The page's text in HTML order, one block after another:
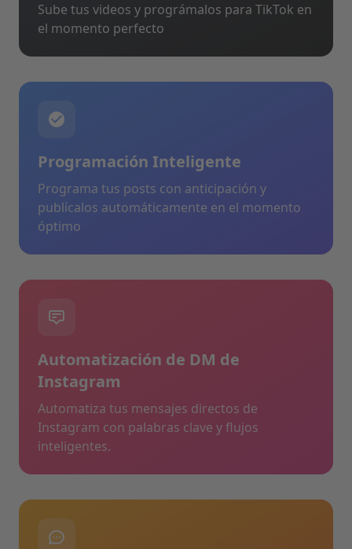
Sube tus videos y prográmalos para TikTok en
el momento perfecto
Programación Inteligente
Programa tus posts con anticipación y
publícalos automáticamente en el momento
óptimo
Automatización de DM de
Instagram
Automatiza tus mensajes directos de
Instagram con palabras clave y flujos
inteligentes.